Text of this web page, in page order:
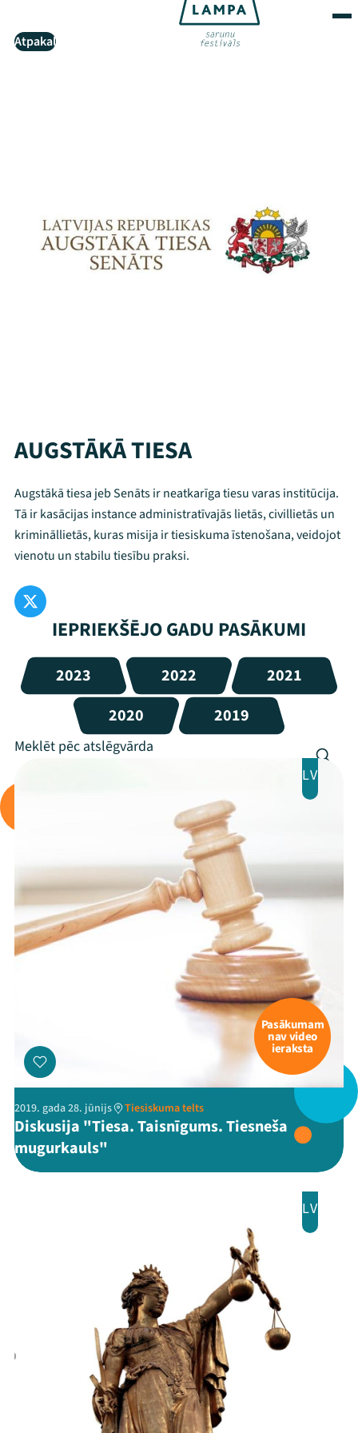
Atpakaļ
AUGSTĀKĀ TIESA
Augstākā tiesa jeb Senāts ir neatkarīga tiesu varas institūcija.
Tā ir kasācijas instance administratīvajās lietās, civillietās un
krimināllietās, kuras misija ir tiesiskuma īstenošana, veidojot
vienotu un stabilu tiesību praksi.
IEPRIEKŠĒJO GADU PASĀKUMI
2023 2022
2021
2020
2019
LV
Pasākumam
nav video
ieraksta
2019. gada 28. jūnijs Tiesiskuma telts
Diskusija "Tiesa. Taisnīgums. Tiesneša
mugurkauls"
LV